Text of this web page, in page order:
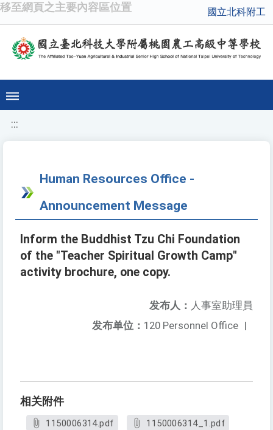
移至網頁之主要內容區位置 國立北科附工
:::
Human Resources Office -
Announcement Message
Inform the Buddhist Tzu Chi Foundation
of the "Teacher Spiritual Growth Camp"
activity brochure, one copy.
发布人： 人事室助理員
发布单位： 120 Personnel Office |
相关附件
1150006314.pdf
1150006314_1.pdf